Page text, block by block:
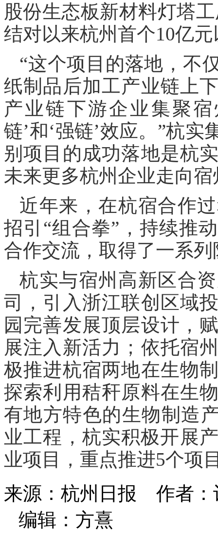
股份生态板新材料灯塔
结对以来杭州首个10亿
“这个项目的落地，不
纸制品后加工产业链上
产业链下游企业集聚
链’和‘强链’效应。”杭
别项目的成功落地是杭
未来更多杭州企业走向
近年来，在杭宿合作
招引“组合拳”，持续推
合作交流，取得了一系
杭实与宿州高新区合
司，引入浙江联创区域
园完善发展顶层设计，
展注入新活力；依托宿
极推进杭宿两地在生物
探索利用秸秆原料在生
有地方特色的生物制造
业工程，杭实积极开展
业项目，重点推进5个项
来源：杭州日报 作者
编辑：方熹